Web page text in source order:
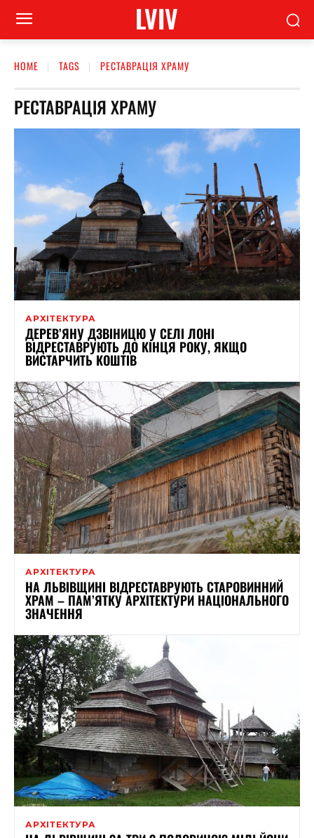
LVIV
HOME TAGS РЕСТАВРАЦІЯ ХРАМУ
РЕСТАВРАЦІЯ ХРАМУ
АРХІТЕКТУРА
ДЕРЕВ’ЯНУ ДЗВІНИЦЮ У СЕЛІ ЛОНІ
ВІДРЕСТАВРУЮТЬ ДО КІНЦЯ РОКУ, ЯКЩО
ВИСТАРЧИТЬ КОШТІВ
АРХІТЕКТУРА
НА ЛЬВІВЩИНІ ВІДРЕСТАВРУЮТЬ СТАРОВИННИЙ
ХРАМ – ПАМ’ЯТКУ АРХІТЕКТУРИ НАЦІОНАЛЬНОГО
ЗНАЧЕННЯ
АРХІТЕКТУРА